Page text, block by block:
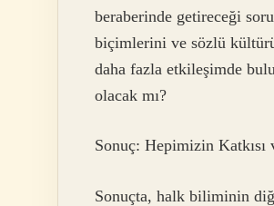
beraberinde getireceği
biçimlerini ve sözlü
daha fazla etkileşimde
olacak mı?
Sonuç: Hepimizin
Sonuçta, halk biliminin